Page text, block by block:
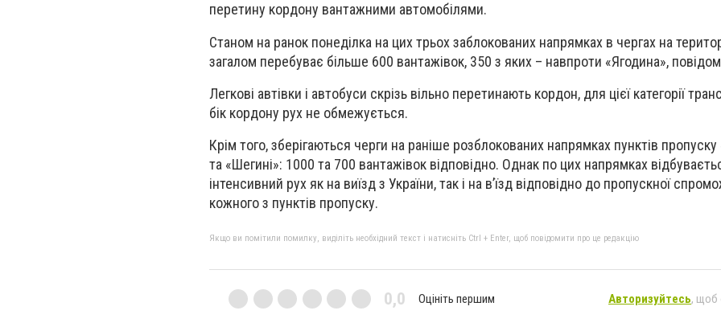
перетину кордону вантажними автомобілями.
Станом на ранок понеділка на цих трьох заблокованих напрямках в чергах на
загалом перебуває більше 600 вантажівок, 350 з яких – навпроти «Ягодина»,
Легкові автівки і автобуси скрізь вільно перетинають кордон, для цієї категорії
бік кордону рух не обмежується.
Крім того, зберігаються черги на раніше розблокованих напрямках пунктів пропуску
та «Шегині»: 1000 та 700 вантажівок відповідно. Однак по цих напрямках
інтенсивний рух як на виїзд з України, так і на в’їзд відповідно до пропускної
кожного з пунктів пропуску.
Якщо ви помітили помилку, виділіть необхідний текст і натисніть Ctrl + Enter, щоб повідомити про це редакцію
0,0 Оцініть першим Авторизуйтесь, щоб